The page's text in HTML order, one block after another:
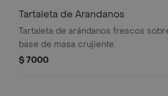
Tartaleta de Arandanos
Tartaleta de arándanos frescos
base de masa crujiente.
$ 7000